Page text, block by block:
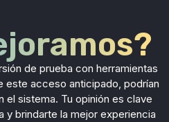
de prueba con herramientas
este acceso anticipado, podrían
el sistema. Tu opinión es clave
y brindarte la mejor experiencia